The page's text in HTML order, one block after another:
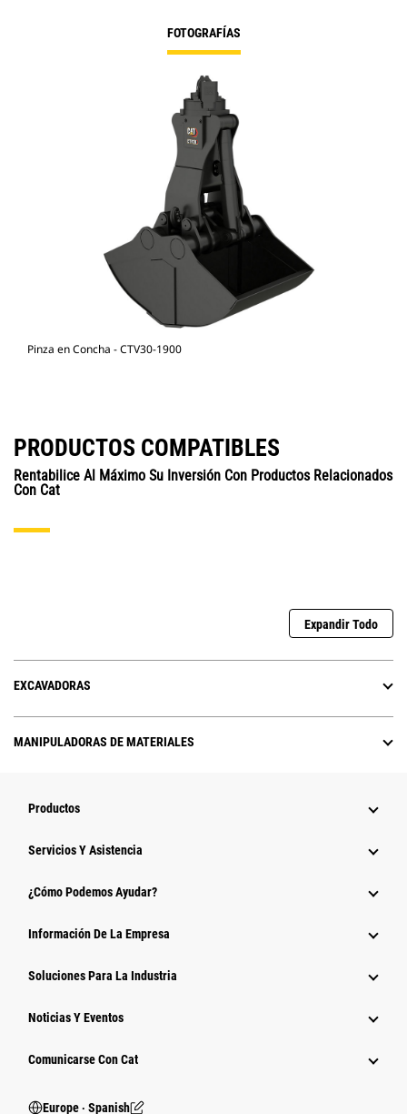
FOTOGRAFÍAS
Pinza en Concha - CTV30-1900
PRODUCTOS COMPATIBLES
Rentabilice Al Máximo Su Inversión Con Productos Relacionados
Con Cat
Expandir Todo
EXCAVADORAS
MANIPULADORAS DE MATERIALES
Productos
Servicios Y Asistencia
¿Cómo Podemos Ayudar?
Información De La Empresa
Soluciones Para La Industria
Noticias Y Eventos
Comunicarse Con Cat
Europe ‧ Spanish